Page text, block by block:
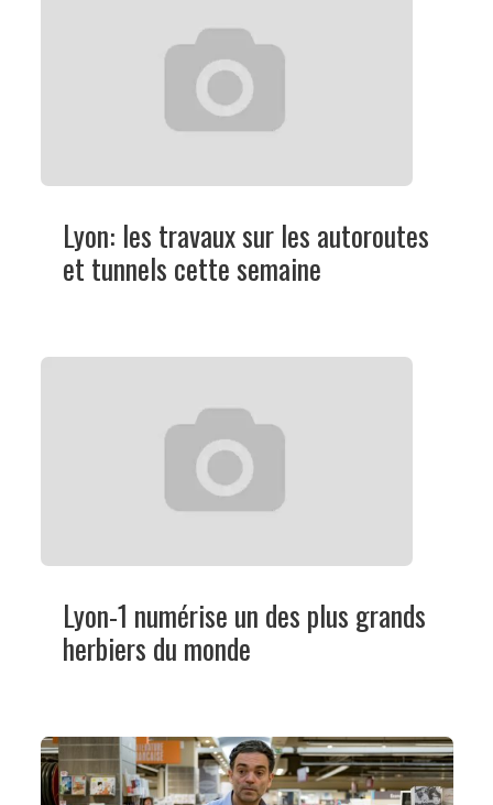
Lyon: les travaux sur les autoroutes
et tunnels cette semaine
Lyon-1 numérise un des plus grands
herbiers du monde